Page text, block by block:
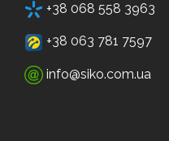
+38 068 558 3963
+38 063 781 7597
info@siko.com.ua